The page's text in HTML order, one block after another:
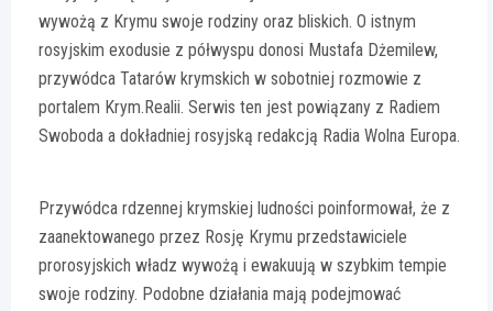
wywożą z Krymu swoje rodziny oraz bliskich. O istnym
rosyjskim exodusie z półwyspu donosi Mustafa Dżemilew,
przywódca Tatarów krymskich w sobotniej rozmowie z
portalem Krym.Realii. Serwis ten jest powiązany z Radiem
Swoboda a dokładniej rosyjską redakcją Radia Wolna Europa.
Przywódca rdzennej krymskiej ludności poinformował, że z
zaanektowanego przez Rosję Krymu przedstawiciele
prorosyjskich władz wywożą i ewakuują w szybkim tempie
swoje rodziny. Podobne działania mają podejmować